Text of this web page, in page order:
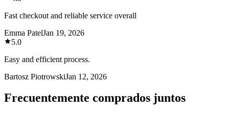
Fast checkout and reliable service overall
Emma PatelJan 19, 2026
5.0
Easy and efficient process.
Bartosz PiotrowskiJan 12, 2026
Frecuentemente comprados juntos